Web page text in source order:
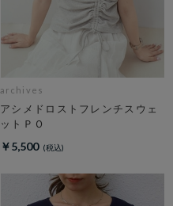
archives
アシメドロストフレンチスウェ
ットＰＯ
￥5,500